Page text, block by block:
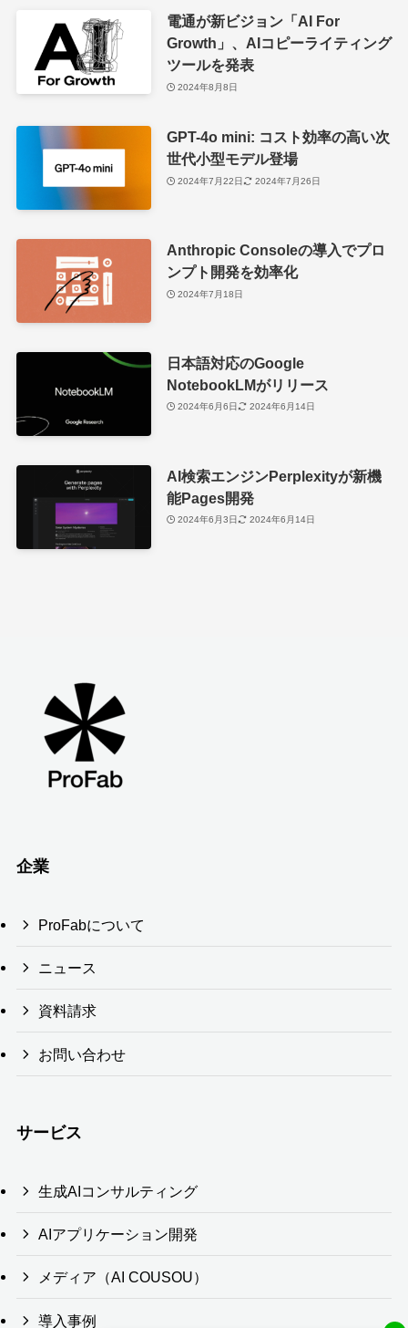
電通が新ビジョン「AI For
Growth」、AIコピーライティング
ツールを発表
2024年8月8日
GPT-4o mini: コスト効率の高い次
世代小型モデル登場
2024年7月22日 2024年7月26日
Anthropic Consoleの導入でプロ
ンプト開発を効率化
2024年7月18日
日本語対応のGoogle
NotebookLMがリリース
2024年6月6日 2024年6月14日
AI検索エンジンPerplexityが新機
能Pages開発
2024年6月3日 2024年6月14日
企業
ProFabについて
ニュース
資料請求
お問い合わせ
サービス
生成AIコンサルティング
AIアプリケーション開発
メディア（AI COUSOU）
導入事例